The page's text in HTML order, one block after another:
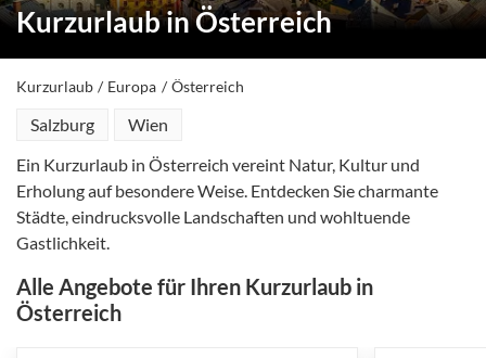
Kurzurlaub in Österreich
Kurzurlaub Europa Österreich
Salzburg
Wien
Ein Kurzurlaub in Österreich vereint Natur, Kultur und
Erholung auf besondere Weise. Entdecken Sie charmante
Städte, eindrucksvolle Landschaften und wohltuende
Gastlichkeit.
Alle Angebote für Ihren Kurzurlaub in
Österreich